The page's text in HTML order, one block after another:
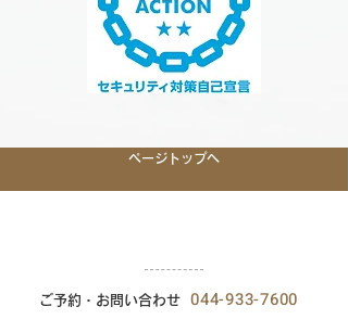
ページトップへ
ご予約・お問い合わせ 044-933-7600